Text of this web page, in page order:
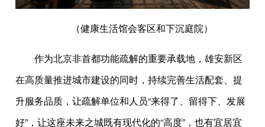
（健康生活馆会客区和下沉庭院）
作为北京非首都功能疏解的重要承载地，雄安新区
在高质量推进城市建设的同时，持续完善生活配套、提
升服务品质，让疏解单位和人员“来得了、留得下、发展
好”，让这座未来之城既有现代化的“高度”，也有宜居宜